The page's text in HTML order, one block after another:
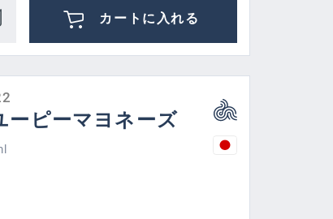
カートに入れる
ーピーマヨネーズ